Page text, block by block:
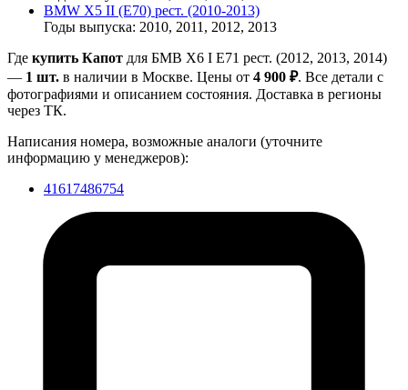
BMW Х5 II (E70) рест. (2010-2013)
Годы выпуска: 2010, 2011, 2012, 2013
Где купить Капот для БМВ Х6 I E71 рест. (2012, 2013, 2014)
— 1 шт. в наличии в Москве. Цены от 4 900 ₽. Все детали с
фотографиями и описанием состояния. Доставка в регионы
через ТК.
Написания номера, возможные аналоги (уточните
информацию у менеджеров):
41617486754